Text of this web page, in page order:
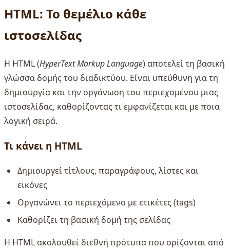
HTML: Το θεμέλιο κάθε
ιστοσελίδας
Η HTML (HyperText Markup Language) αποτελεί τη βασική
γλώσσα δομής του διαδικτύου. Είναι υπεύθυνη για τη
δημιουργία και την οργάνωση του περιεχομένου μιας
ιστοσελίδας, καθορίζοντας τι εμφανίζεται και με ποια
λογική σειρά.
Τι κάνει η HTML
Δημιουργεί τίτλους, παραγράφους, λίστες και
εικόνες
Οργανώνει το περιεχόμενο με ετικέτες (tags)
Καθορίζει τη βασική δομή της σελίδας
Η HTML ακολουθεί διεθνή πρότυπα που ορίζονται από